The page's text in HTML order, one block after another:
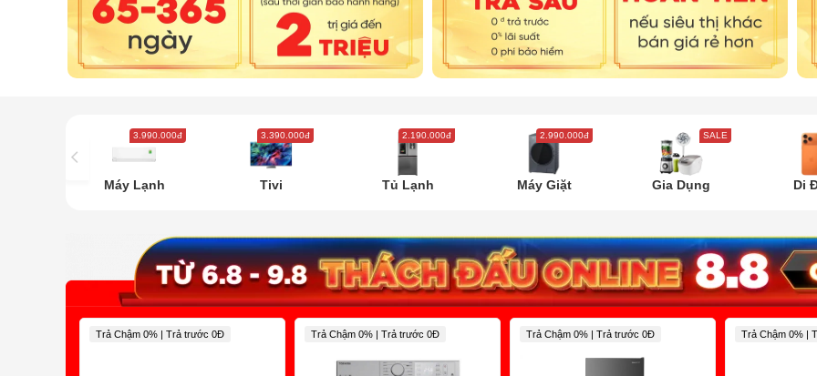
3.990.000đ
Máy Lạnh
3.390.000đ
Tivi
2.190.000đ
Tủ Lạnh
2.990.000đ
Máy Giặt
SALE
Gia Dụng Di
Trả Chậm 0% | Trả trước 0Đ Trả Chậm 0% | Trả trước 0Đ Trả Chậm 0% | Trả trước 0Đ Trả Chậm 0% |